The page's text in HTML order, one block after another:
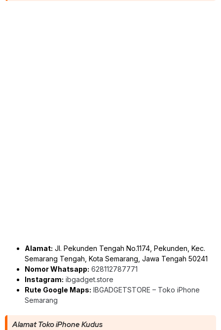
Alamat: Jl. Pekunden Tengah No.1174, Pekunden, Kec.
Semarang Tengah, Kota Semarang, Jawa Tengah 50241
Nomor Whatsapp: 628112787771
Instagram: ibgadget.store
Rute Google Maps: IBGADGETSTORE – Toko iPhone
Semarang
Alamat Toko iPhone Kudus